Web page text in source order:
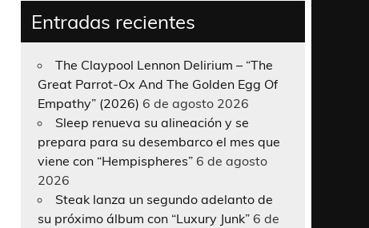
Entradas recientes
The Claypool Lennon Delirium – “The
Great Parrot-Ox And The Golden Egg Of
Empathy” (2026) 6 de agosto 2026
Sleep renueva su alineación y se
prepara para su desembarco el mes que
viene con “Hempispheres” 6 de agosto
2026
Steak lanza un segundo adelanto de
su próximo álbum con “Luxury Junk” 6 de